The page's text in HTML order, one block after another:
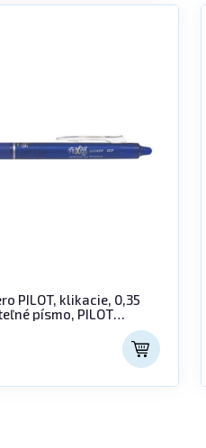
PILOT, klikacie, 0,35
písmo, PILOT